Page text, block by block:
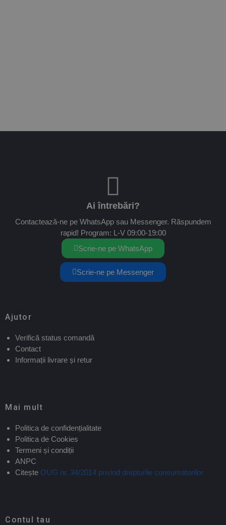
Ai întrebări?
Contactează-ne pe WhatsApp sau Messenger. Răspundem
rapid! Program: L-V 09:00-19:00
Scrie-ne pe WhatsApp
Scrie-ne pe Messenger
Ajutor
Verifică status comandă
Contact
Informații livrare și retur
Mai mult
Politica de confidențialitate
Politica de Cookies
Termeni și condiții
ANPC
Citește OUG nr. 34/2014 privind drepturile consumatorilor
Contul tau